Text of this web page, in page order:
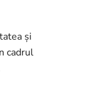
și
cadrul